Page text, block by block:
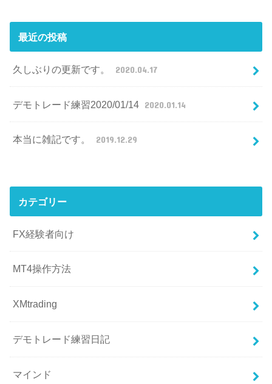
最近の投稿
久しぶりの更新です。 2020.04.17
デモトレード練習2020/01/14 2020.01.14
本当に雑記です。 2019.12.29
カテゴリー
FX経験者向け
MT4操作方法
XMtrading
デモトレード練習日記
マインド